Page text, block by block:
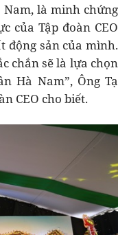
là minh chứng
của Tập đoàn CEO
động sản của mình.
chắn sẽ là lựa chọn
Hà Nam”, Ông Tạ
CEO cho biết.